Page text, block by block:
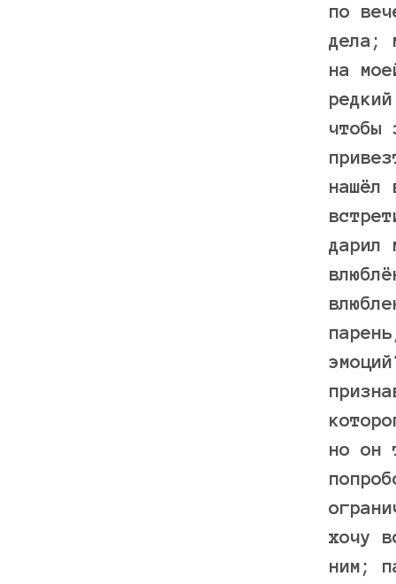
по
дела;
на
чтобы
нашёл
дарил
но он
хочу
ним;